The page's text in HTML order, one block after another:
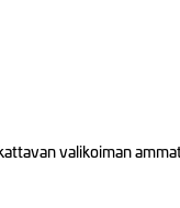
valikoiman